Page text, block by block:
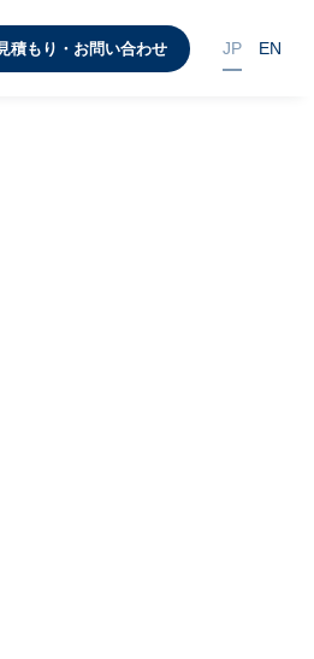
積もり・お問い合わせ JP EN